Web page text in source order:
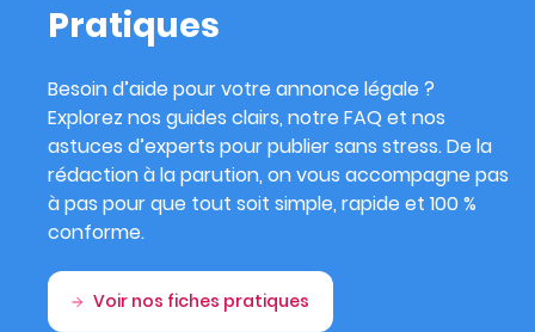
Pratiques
Besoin d’aide pour votre annonce légale ?
Explorez nos guides clairs, notre FAQ et nos
astuces d’experts pour publier sans stress. De la
rédaction à la parution, on vous accompagne pas
à pas pour que tout soit simple, rapide et 100 %
conforme.
Voir nos fiches pratiques